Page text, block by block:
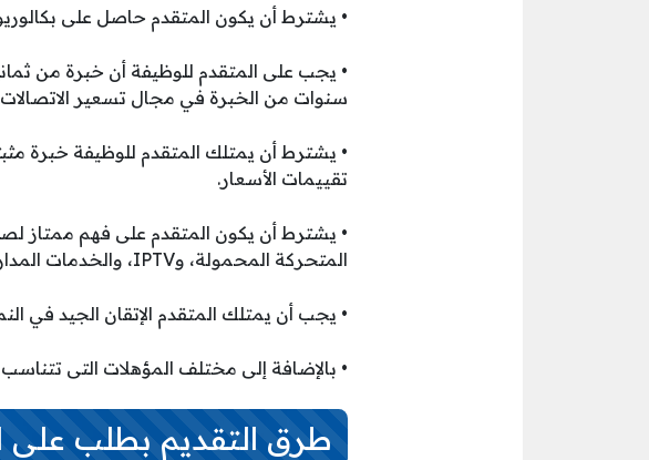
• يشترط أن يكون المتقدم حاصل على
• يجب على المتقدم للوظيفة أن خبرة من
سنوات من الخبرة في مجال تسعير
• يشترط أن يمتلك المتقدم للوظيفة خبرة
تقييمات الأسعار.
• يشترط أن يكون المتقدم على فهم ممتاز
المتحركة المحمولة، وIPTV، والخدمات المدارة.
• يجب أن يمتلك المتقدم الإتقان الجيد في
• بالإضافة إلى مختلف المؤهلات التى
طرق التقديم بطلب على